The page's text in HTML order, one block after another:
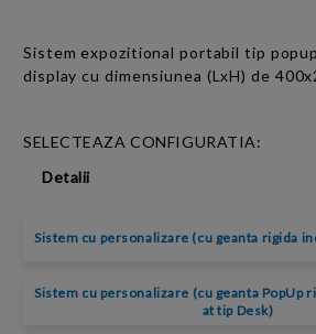
Sistem expozitional portabil tip popup
display cu dimensiunea (LxH) de
SELECTEAZA CONFIGURATIA:
Detalii
Sistem cu personalizare (cu geanta rigida
Sistem cu personalizare (cu geanta PopUp
at tip Desk)